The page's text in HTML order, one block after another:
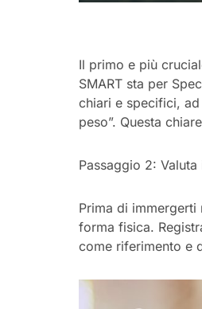
Il primo e più
SMART sta per
chiari e specifici, ad
peso”. Questa
Passaggio 2:
Prima di
forma fisica.
come riferimento e